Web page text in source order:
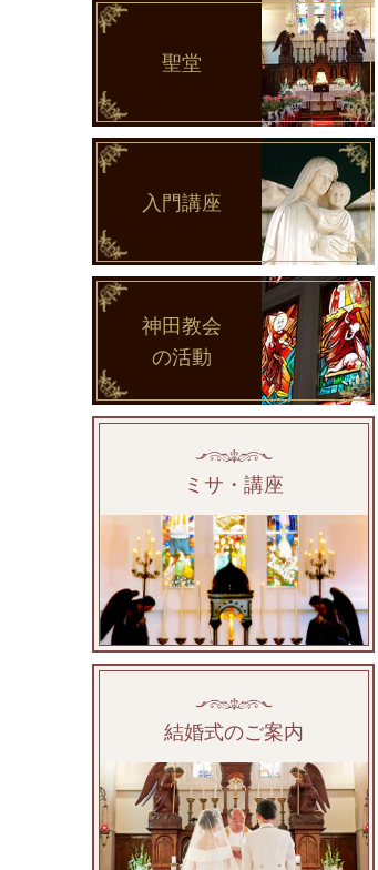
聖堂
入門講座
神田教会
の活動
ミサ・講座
結婚式のご案内